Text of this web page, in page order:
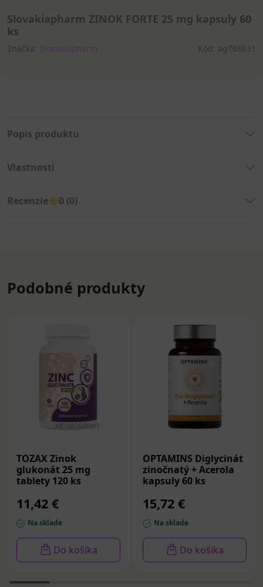
Slovakiapharm ZINOK FORTE 25 mg kapsuly 60
ks
Značka: Slovakiapharm Kód: agT68631
Popis produktu
Vlastnosti
Recenzie 0 (0)
Podobné produkty
TOZAX Zinok
glukonát 25 mg
tablety 120 ks
11,42 €
Na sklade
Do košíka
OPTAMINS Diglycinát
zinočnatý + Acerola
kapsuly 60 ks
15,72 €
Na sklade
Do košíka